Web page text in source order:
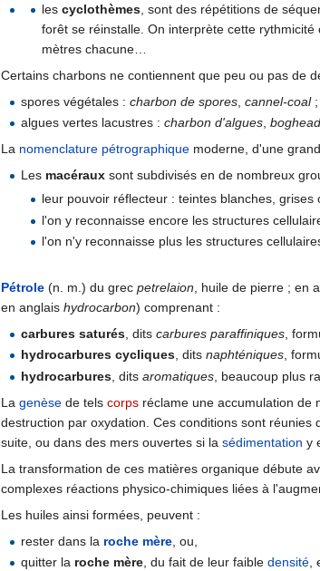
les cyclothèmes, sont des répétitions de
forêt se réinstalle. On interprète cette
mètres chacune…
Certains charbons ne contiennent que peu ou pas de
spores végétales :charbon de spores ,cannel-coal;
algues vertes lacustres :charbon d'algues ,boghead
La nomenclature pétrographique moderne, d'une
Les macéraux sont subdivisés en de nombreux
leur pouvoir réflecteur : teintes blanches,
l'on y reconnaisse encore les structures
l'on n'y reconnaisse plus les structures
Pétrole (n. m.) du grec petrelaion , huile de pierre ; en
en anglais hydrocarbon) comprenant :
carbures saturés , ditscarbures paraffiniques ,
hydrocarbures cycliques, ditsnaphténiques,
hydrocarbures , ditsaromatiques , beaucoup plus
La genèse de tels corps réclame une accumulation de
destruction par oxydation. Ces conditions sont réunies
suite, ou dans des mers ouvertes si la sédimentation y
La transformation de ces matières organique débute
complexes réactions physico-chimiques liées à
Les huiles ainsi formées, peuvent :
rester dans la roche mère , ou,
quitter la roche mère, du fait de leur faibledensité,